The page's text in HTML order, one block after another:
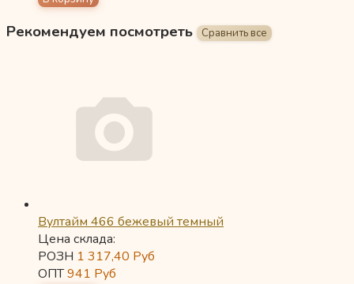
Рекомендуем посмотреть
Вултайм 466 бежевый темный
Цена склада:
РОЗН 1 317,40 Руб
ОПТ941 Руб